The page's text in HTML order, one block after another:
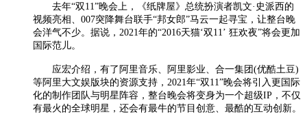
去年“双11”晚会上，《纸牌屋》总统扮演者凯文·史派西的
视频亮相、007突降舞台联手“邦女郎”马云一起寻宝，让整台晚
会洋气不少。据说，2021年的“2016天猫‘双11’ 狂欢夜”将会更加
国际范儿。
应宏介绍，有了阿里音乐、阿里影业、合一集团(优酷土豆)
等阿里大文娱版块的资源支持，2021年“双11”晚会将引入更国际
化的制作团队与明星阵容，整台晚会将变身为一个超级IP，不仅
有最火的全球明星，还会有最牛的节目创意、最酷的互动创新。